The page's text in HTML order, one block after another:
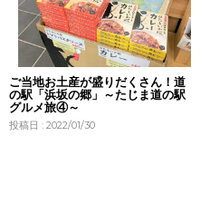
ご当地お土産が盛りだくさん！道
の駅「浜坂の郷」～たじま道の駅
グルメ旅④～
投稿日 : 2022/01/30